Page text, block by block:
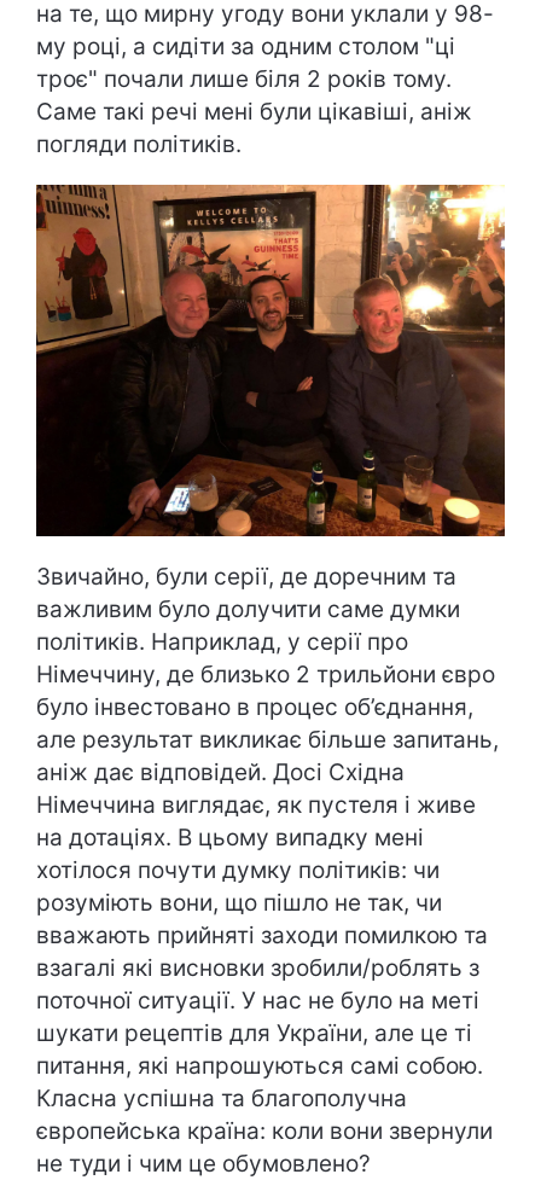
на те, що мирну угоду вони уклали у 98-
му році, а сидіти за одним столом "ці
троє" почали лише біля 2 років тому.
Саме такі речі мені були цікавіші, аніж
погляди політиків.
Звичайно, були серії, де доречним та
важливим було долучити саме думки
політиків. Наприклад, у серії про
Німеччину, де близько 2 трильйони євро
було інвестовано в процес об’єднання,
але результат викликає більше запитань,
аніж дає відповідей. Досі Східна
Німеччина виглядає, як пустеля і живе
на дотаціях. В цьому випадку мені
хотілося почути думку політиків: чи
розуміють вони, що пішло не так, чи
вважають прийняті заходи помилкою та
взагалі які висновки зробили/роблять з
поточної ситуації. У нас не було на меті
шукати рецептів для України, але це ті
питання, які напрошуються самі собою.
Класна успішна та благополучна
європейська країна: коли вони звернули
не туди і чим це обумовлено?